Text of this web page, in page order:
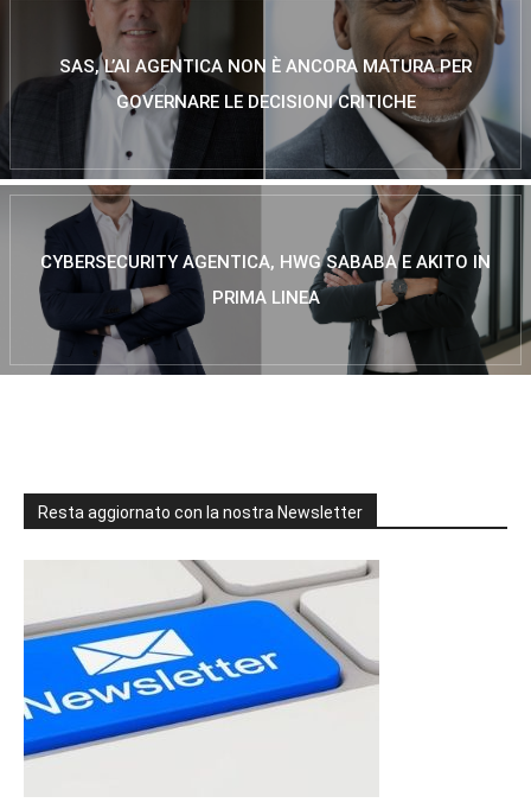
SAS, L’AI AGENTICA NON È ANCORA MATURA PER
GOVERNARE LE DECISIONI CRITICHE
CYBERSECURITY AGENTICA, HWG SABABA E AKITO IN
PRIMA LINEA
Resta aggiornato con la nostra Newsletter